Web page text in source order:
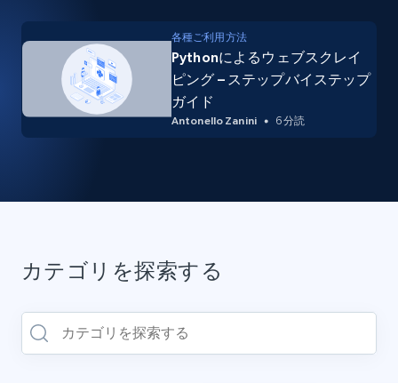
各種ご利用方法
Pythonによるウェブスクレイ
ピング – ステップバイステップ
ガイド
Antonello Zanini 6 分読
カテゴリを探索する